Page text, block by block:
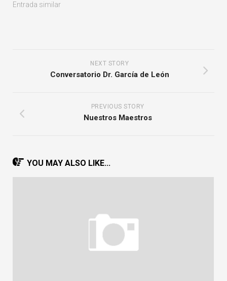
Entrada similar
NEXT STORY
Conversatorio Dr. García de León
PREVIOUS STORY
Nuestros Maestros
YOU MAY ALSO LIKE...